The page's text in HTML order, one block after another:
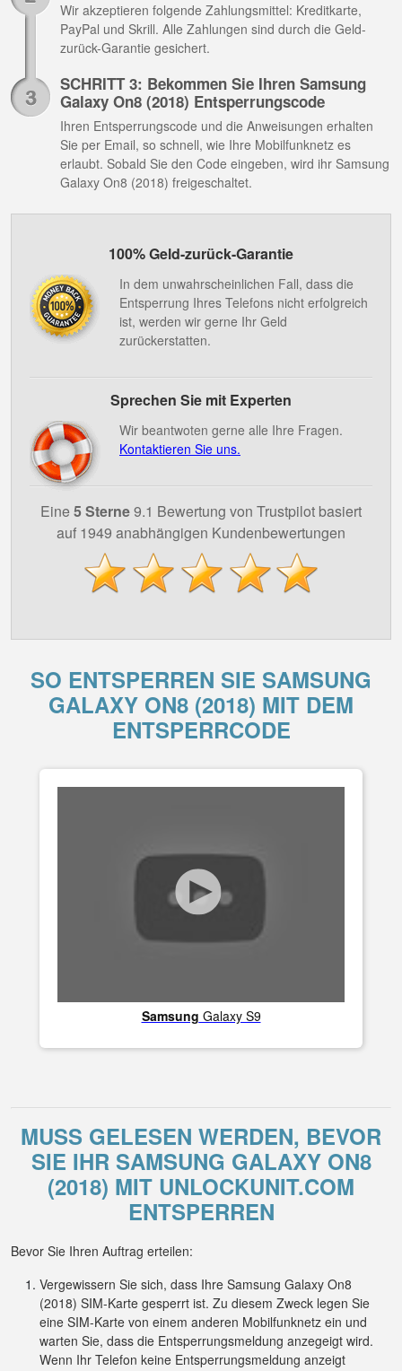
Wir akzeptieren folgende Zahlungsmittel: Kreditkarte,
PayPal und Skrill. Alle Zahlungen sind durch die Geld-
zurück-Garantie gesichert.
SCHRITT 3: Bekommen Sie Ihren Samsung
Galaxy On8 (2018) Entsperrungscode
Ihren Entsperrungscode und die Anweisungen erhalten
Sie per Email, so schnell, wie Ihre Mobilfunknetz es
erlaubt. Sobald Sie den Code eingeben, wird ihr Samsung
Galaxy On8 (2018) freigeschaltet.
100% Geld-zurück-Garantie
In dem unwahrscheinlichen Fall, dass die
Entsperrung Ihres Telefons nicht erfolgreich
ist, werden wir gerne Ihr Geld
zurückerstatten.
Sprechen Sie mit Experten
Wir beantwoten gerne alle Ihre Fragen.
Kontaktieren Sie uns.
Eine 5 Sterne9.1 Bewertung von Trustpilot basiert
auf 1949 anabhängigen Kundenbewertungen
SO ENTSPERREN SIE SAMSUNG
GALAXY ON8 (2018) MIT DEM
ENTSPERRCODE
Samsung Galaxy S9
MUSS GELESEN WERDEN, BEVOR
SIE IHR SAMSUNG GALAXY ON8
(2018) MIT UNLOCKUNIT.COM
ENTSPERREN
Bevor Sie Ihren Auftrag erteilen:
Vergewissern Sie sich, dass Ihre Samsung Galaxy On8
(2018) SIM-Karte gesperrt ist. Zu diesem Zweck legen Sie
eine SIM-Karte von einem anderen Mobilfunknetz ein und
warten Sie, dass die Entsperrungsmeldung anzegeigt wird.
Wenn Ihr Telefon keine Entsperrungsmeldung anzeigt